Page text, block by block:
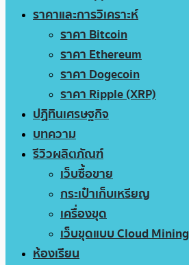
ราคาและการวิเคราะห์
ราคา Bitcoin
ราคา Ethereum
ราคา Dogecoin
ราคา Ripple (XRP)
ปฏิทินเศรษฐกิจ
บทความ
รีวิวผลิตภัณฑ์
เว็บซื้อขาย
กระเป๋าเก็บเหรียญ
เครื่องขุด
เว็บขุดแบบ Cloud Mining
ห้องเรียน